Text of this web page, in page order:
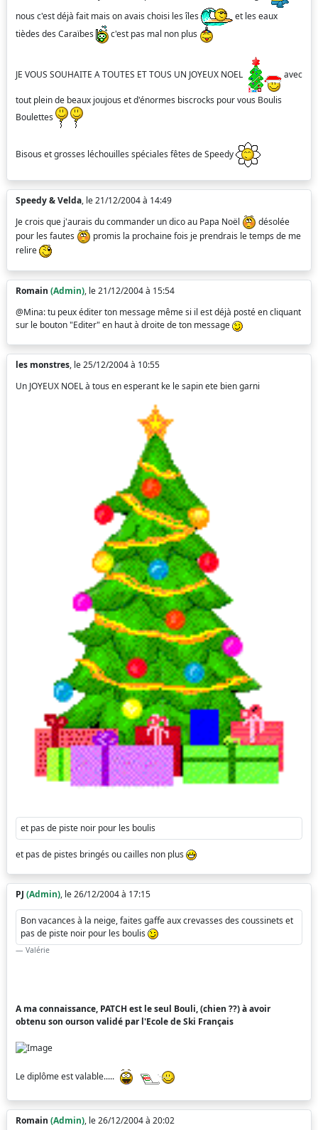
nous c'est déjà fait mais on avais choisi les îles
et les eaux
tièdes des Caraïbes
c'est pas mal non plus
JE VOUS SOUHAITE A TOUTES ET TOUS UN JOYEUX NOEL avec
tout plein de beaux joujous et d'énormes biscrocks pour vous Boulis
Boulettes
Bisous et grosses léchouilles spéciales fêtes de Speedy
Speedy & Velda, le 21/12/2004 à 14:49
Je crois que j'aurais du commander un dico au Papa Noël
désolée
pour les fautes
promis la prochaine fois je prendrais le temps de me
relire
Romain (Admin), le 21/12/2004 à 15:54
@Mina: tu peux éditer ton message même si il est déjà posté en cliquant
sur le bouton "Editer" en haut à droite de ton message
les monstres, le 25/12/2004 à 10:55
Un JOYEUX NOEL à tous en esperant ke le sapin ete bien garni
et pas de piste noir pour les boulis
et pas de pistes bringés ou cailles non plus
PJ (Admin), le 26/12/2004 à 17:15
Bon vacances à la neige, faites gaffe aux crevasses des coussinets et
pas de piste noir pour les boulis
Valérie
A ma connaissance, PATCH est le seul Bouli, (chien ??) à avoir
obtenu son ourson validé par l'Ecole de Ski Français
Le diplôme est valable.....
Romain (Admin), le 26/12/2004 à 20:02